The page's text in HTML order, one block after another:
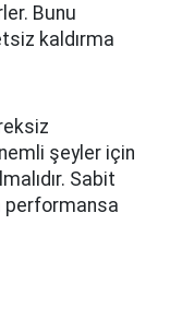
Bunu
kaldırma
şeyler için
Sabit
performansa